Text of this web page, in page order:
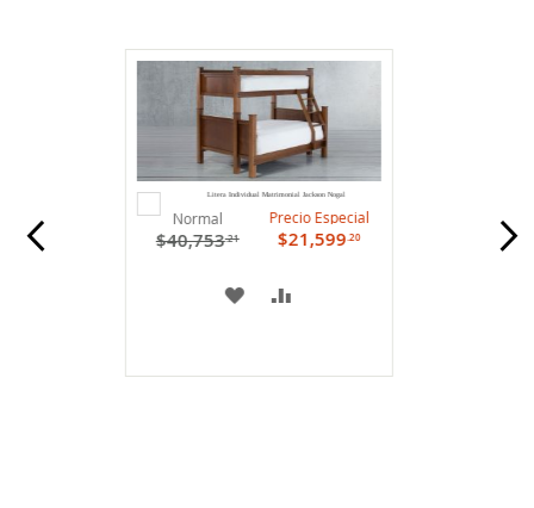
Litera Individual Matrimonial Jackson Nogal
Normal
$40,753.21
Precio Especial
$21,599.20
carrito
LISTA